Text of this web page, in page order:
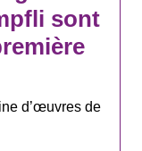
sont
d’œuvres de